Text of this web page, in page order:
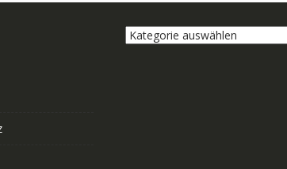
Kategorie